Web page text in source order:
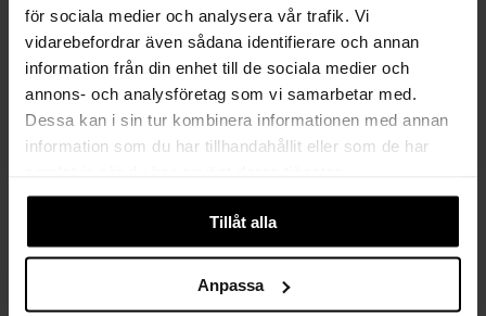
för sociala medier och analysera vår trafik. Vi
vidarebefordrar även sådana identifierare och annan
information från din enhet till de sociala medier och
annons- och analysföretag som vi samarbetar med.
Dessa kan i sin tur kombinera informationen med annan
information som du har tillhandahållit eller som de har
Tillåt alla
Anpassa
Semi Solid Twill Slim
1 999 SEK
1 199 SEK
End on End Poplin Shirt
ETON
1 699 SEK
1 019 SEK